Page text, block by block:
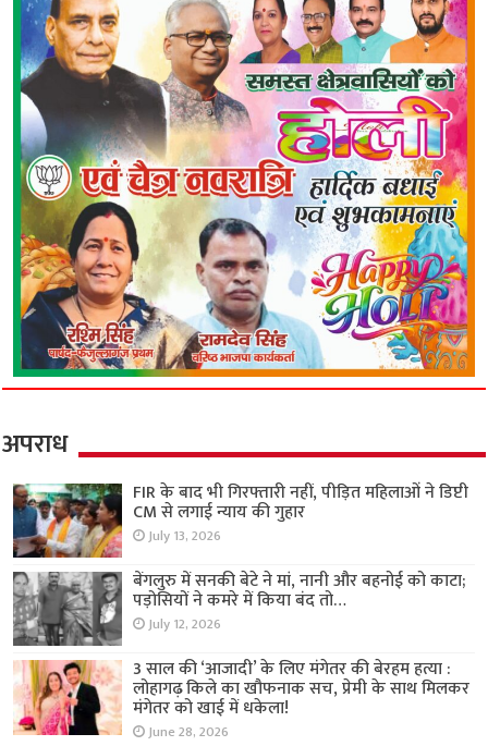
अपराध
FIR के बाद भी गिरफ्तारी नहीं, पीड़ित महिलाओं ने डिप्टी
CM से लगाई न्याय की गुहार
July 13, 2026
बेंगलुरु में सनकी बेटे ने मां, नानी और बहनोई को काटा;
पड़ोसियों ने कमरे में किया बंद तो…
July 12, 2026
3 साल की ‘आजादी’ के लिए मंगेतर की बेरहम हत्या :
लोहागढ़ किले का खौफनाक सच, प्रेमी के साथ मिलकर
मंगेतर को खाई में धकेला!
June 28, 2026